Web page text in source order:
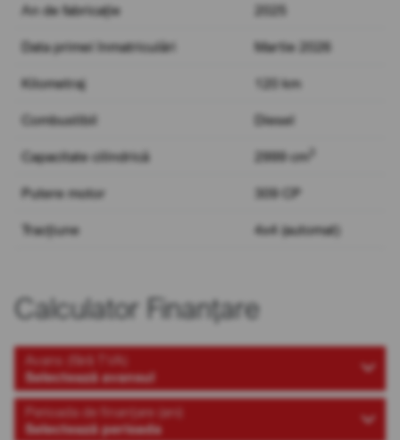
An de fabricație 2025
Data primei înmatriculări Martie 2026
Kilometraj 120 km
Combustibil Diesel
Capacitate cilindrică 2999 cm
Putere motor 309 CP
Tracțiune 4x4 (automat)
Calculator Finanțare
Avans (fără TVA)
Selectează avansul
Perioada de finanțare (ani)
Selectează perioada